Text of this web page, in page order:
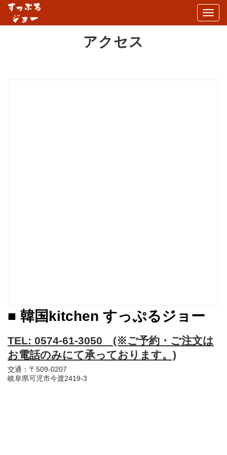
アクセス
■ 韓国kitchen すっぷるジョー
TEL: 0574-61-3050 (※ご予約・ご注文は
お電話のみにて承っております。)
交通：〒509-0207
岐阜県可児市今渡2419-3